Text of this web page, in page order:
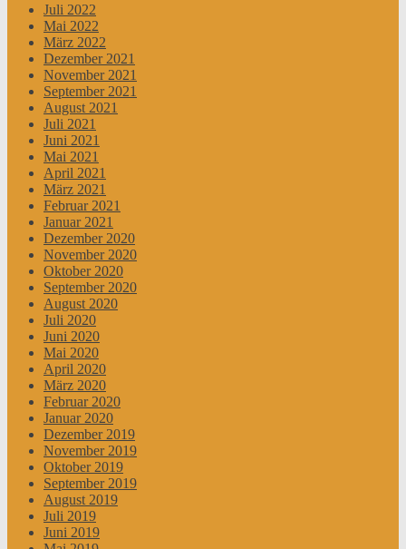
Juli 2022
Mai 2022
März 2022
Dezember 2021
November 2021
September 2021
August 2021
Juli 2021
Juni 2021
Mai 2021
April 2021
März 2021
Februar 2021
Januar 2021
Dezember 2020
November 2020
Oktober 2020
September 2020
August 2020
Juli 2020
Juni 2020
Mai 2020
April 2020
März 2020
Februar 2020
Januar 2020
Dezember 2019
November 2019
Oktober 2019
September 2019
August 2019
Juli 2019
Juni 2019